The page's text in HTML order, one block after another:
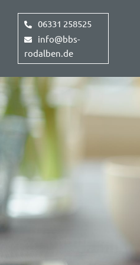
springen
06331 258525
info@bbs-
rodalben.de